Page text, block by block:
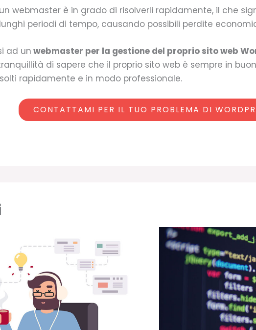
webmaster è in grado di risolverli rapidamente, il che
periodi di tempo, causando possibili perdite
ad un webmaster per la gestione del proprio sito web
di sapere che il proprio sito web è sempre in
rapidamente e in modo professionale.
CONTATTAMI PER IL TUO PROBLEMA DI